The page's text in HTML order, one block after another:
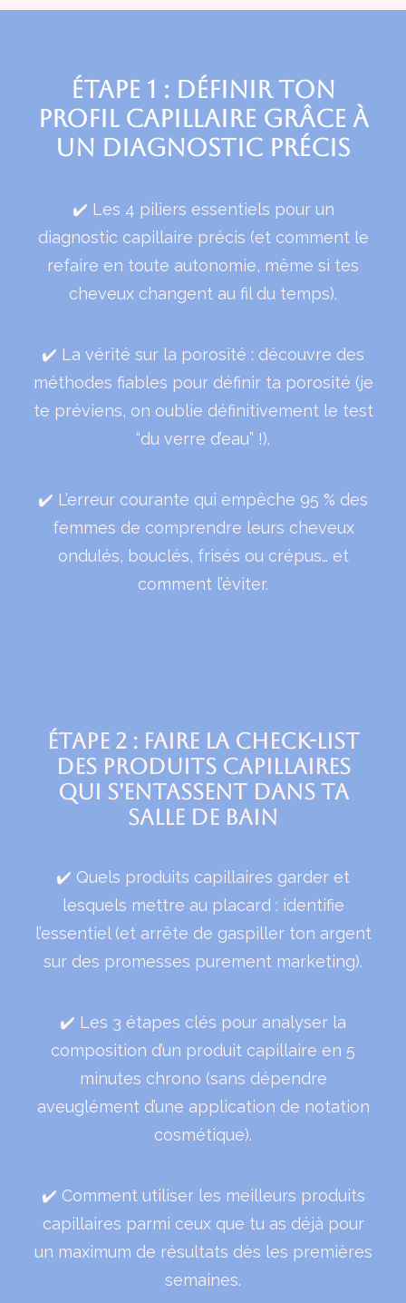
Étape 1 : Définir ton
profil capillaire grâce à
un diagnostic précis
✔️ Les 4 piliers essentiels pour un
diagnostic capillaire précis (et comment le
refaire en toute autonomie, même si tes
cheveux changent au fil du temps).
✔️ La vérité sur la porosité : découvre des
méthodes fiables pour définir ta porosité (je
te préviens, on oublie définitivement le test
“du verre d’eau” !).
✔️ L’erreur courante qui empêche 95 % des
femmes de comprendre leurs cheveux
ondulés, bouclés, frisés ou crépus… et
comment l’éviter.
Étape 2 : Faire la check-list
des produits capillaires
qui s'entassent dans ta
salle de bain
✔️ Quels produits capillaires garder et
lesquels mettre au placard : identifie
l’essentiel (et arrête de gaspiller ton argent
sur des promesses purement marketing).
✔️ Les 3 étapes clés pour analyser la
composition d’un produit capillaire en 5
minutes chrono (sans dépendre
aveuglément d’une application de notation
cosmétique).
✔️ Comment utiliser les meilleurs produits
capillaires parmi ceux que tu as déjà pour
un maximum de résultats dès les premières
semaines.